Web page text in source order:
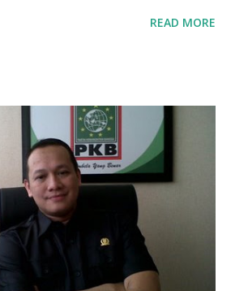
Muda Surabaya mengatakan, ada
akhirnya terpaksa ortu nya pinjam
agar anaknya bisa ikut ujian.
punya ayah, ibunya saudara saya,
rumah tangga. Tolong dibantu mas,
Perihal adanya
untuk pembangunan gedung sekolah,
Fadhilah siswa kelas XI saat
bilangnya wajib Rp 1,5 juta dan waktu
READ MORE